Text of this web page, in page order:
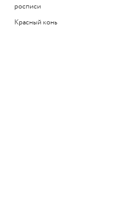
росписи
Красный конь